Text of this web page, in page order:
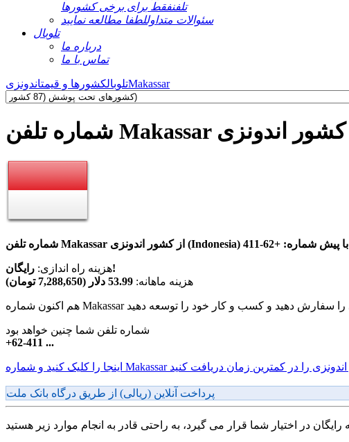
تلفنفقط برای برخی کشورها
سئوالات متداوللطفا مطالعه نمایید
تلوبال
درباره ما
تماس با ما
تلوبالکشورها و قیمتاندونزی Makassar
شماره تلفن Makassar کشور اندونزی
شماره تلفن Makassar از کشور اندونزی (Indonesia) با پیش شماره: +62-411
هزینه راه اندازی:رایگان!
هزینه ماهانه: 53.99 دلار (7,288,650 تومان)
شماره تلفن شما چنین خواهد بود
+62-411 ...
پرداخت آنلاین (ریالی) از طریق درگاه بانک ملت